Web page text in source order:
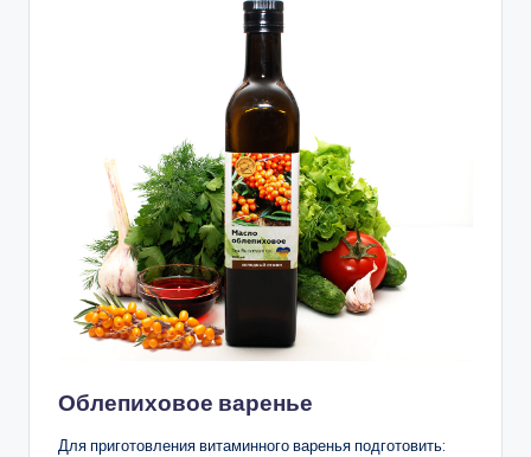
Облепиховое варенье
Для приготовления витаминного варенья подготовить: